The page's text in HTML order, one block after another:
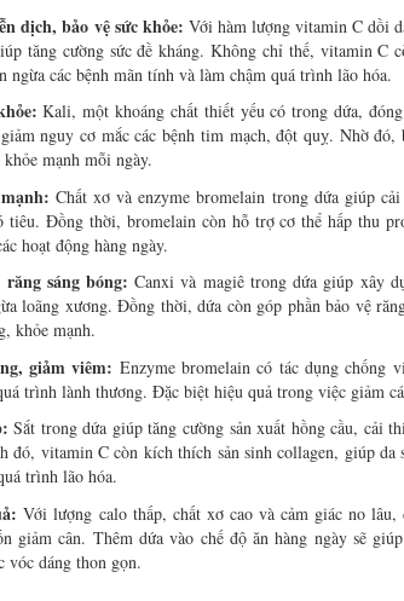
dịch, bảo vệ sức khỏe: Với hàm lượng vitamin C dồi
tăng cường sức đề kháng. Không chỉ thế, vitamin C
ngừa các bệnh mãn tính và làm chậm quá trình lão hóa.
Kali, một khoáng chất thiết yếu có trong dứa,
nguy cơ mắc các bệnh tim mạch, đột quỵ. Nhờ đó,
mạnh mỗi ngày.
Chất xơ và enzyme bromelain trong dứa giúp
tiêu. Đồng thời, bromelain còn hỗ trợ cơ thể hấp thu
hoạt động hàng ngày.
sáng bóng: Canxi và magiê trong dứa giúp xây
loãng xương. Đồng thời, dứa còn góp phần bảo vệ
khỏe mạnh.
giảm viêm: Enzyme bromelain có tác dụng chống
trình lành thương. Đặc biệt hiệu quả trong việc giảm
Sắt trong dứa giúp tăng cường sản xuất hồng cầu, cải
đó, vitamin C còn kích thích sản sinh collagen, giúp da
trình lão hóa.
Với lượng calo thấp, chất xơ cao và cảm giác no lâu,
giảm cân. Thêm dứa vào chế độ ăn hàng ngày sẽ
vóc dáng thon gọn.